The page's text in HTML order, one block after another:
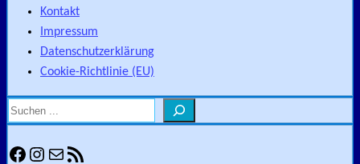
Kontakt
Impressum
Datenschutzerklärung
Cookie-Richtlinie (EU)
Suchen
Facebook
Instagram
E-MailRSS-Feed